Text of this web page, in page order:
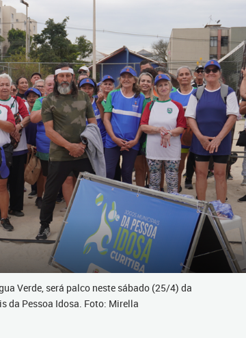
Verde, será palco neste sábado (25/4) da
da Pessoa Idosa. Foto: Mirella